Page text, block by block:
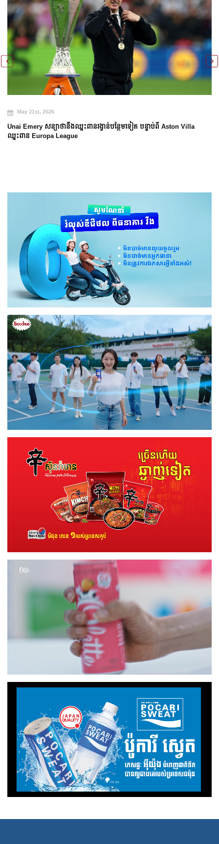
May 20th, 2026
Arsenal បញ្ចប់ការរង់ចាំ ២២ ឆ្នាំ ដើម្បីឈ្នះពាន Premier League